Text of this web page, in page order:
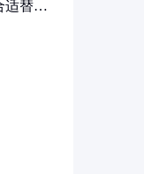
适替代